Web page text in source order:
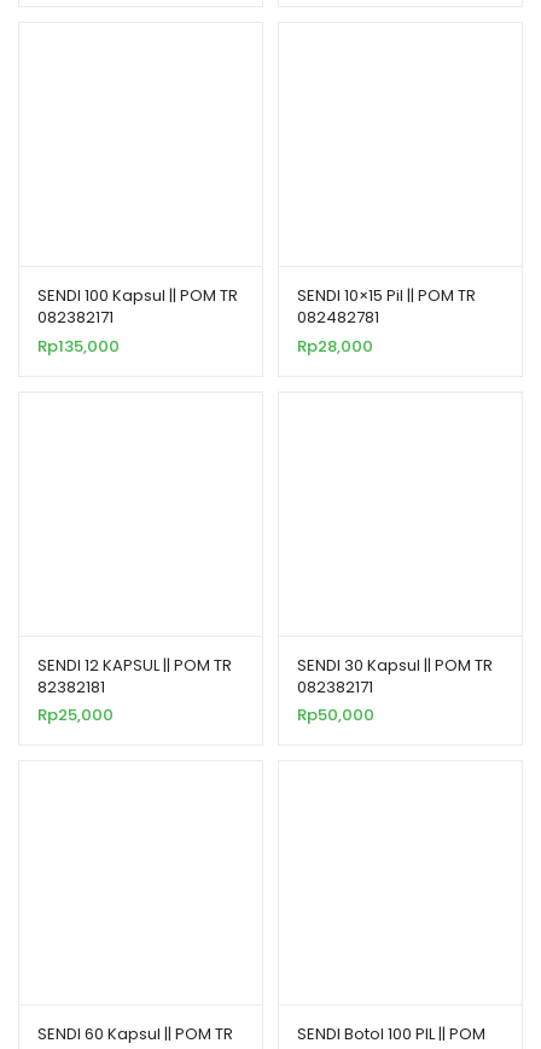
SENDI 100 Kapsul || POM TR
082382171
Rp135,000
SENDI 10×15 Pil || POM TR
082482781
Rp28,000
SENDI 12 KAPSUL || POM TR
82382181
Rp25,000
SENDI 30 Kapsul || POM TR
082382171
Rp50,000
SENDI 60 Kapsul || POM TR
SENDI Botol 100 PIL || POM